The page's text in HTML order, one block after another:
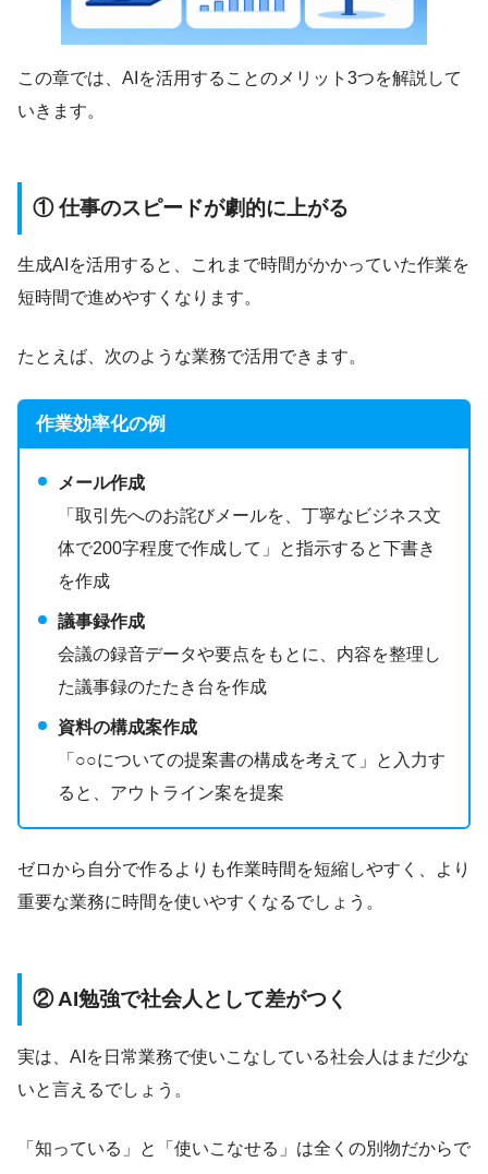
この章では、AIを活用することのメリット3つを解説して
いきます。
① 仕事のスピードが劇的に上がる
生成AIを活用すると、これまで時間がかかっていた作業を
短時間で進めやすくなります。
たとえば、次のような業務で活用できます。
作業効率化の例
メール作成
「取引先へのお詫びメールを、丁寧なビジネス文
体で200字程度で作成して」と指示すると下書き
を作成
議事録作成
会議の録音データや要点をもとに、内容を整理し
た議事録のたたき台を作成
資料の構成案作成
「○○についての提案書の構成を考えて」と入力す
ると、アウトライン案を提案
ゼロから自分で作るよりも作業時間を短縮しやすく、より
重要な業務に時間を使いやすくなるでしょう。
② AI勉強で社会人として差がつく
実は、AIを日常業務で使いこなしている社会人はまだ少な
いと言えるでしょう。
「知っている」と「使いこなせる」は全くの別物だからで